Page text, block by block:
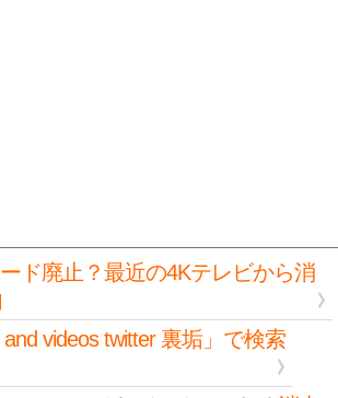
ド廃止？最近の4Kテレビから消
and videos twitter 裏垢」で検索